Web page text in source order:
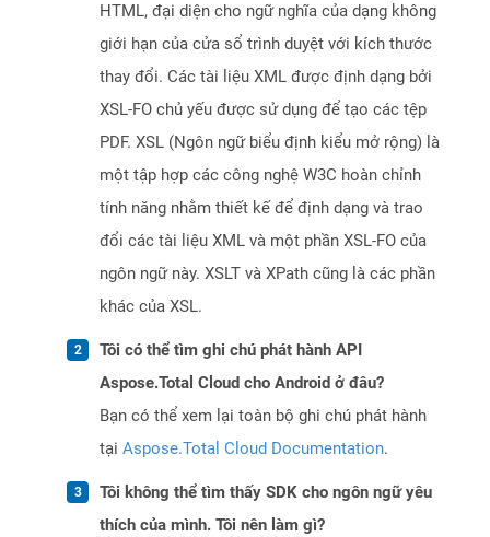
HTML, đại diện cho ngữ nghĩa của dạng không
giới hạn của cửa sổ trình duyệt với kích thước
thay đổi. Các tài liệu XML được định dạng bởi
XSL-FO chủ yếu được sử dụng để tạo các tệp
PDF. XSL (Ngôn ngữ biểu định kiểu mở rộng) là
một tập hợp các công nghệ W3C hoàn chỉnh
tính năng nhằm thiết kế để định dạng và trao
đổi các tài liệu XML và một phần XSL-FO của
ngôn ngữ này. XSLT và XPath cũng là các phần
khác của XSL.
Tôi có thể tìm ghi chú phát hành API
Aspose.Total Cloud cho Android ở đâu?
Bạn có thể xem lại toàn bộ ghi chú phát hành
tại Aspose.Total Cloud Documentation.
Tôi không thể tìm thấy SDK cho ngôn ngữ yêu
thích của mình. Tôi nên làm gì?